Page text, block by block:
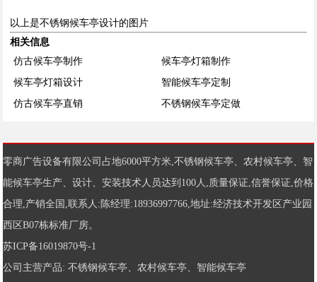
以上是不锈钢候车亭设计的图片
相关信息
仿古候车亭制作
候车亭灯箱制作
候车亭灯箱设计
智能候车亭定制
仿古候车亭直销
不锈钢候车亭定做
零商广告设备有限公司占地6000平方米,不锈钢候车亭、农村候车亭、 智
能候车亭生产、设计、安装技术人员达到100人,质量保证,信誉保证,价格
合理,产销全国,联系人:陈经理:18936997766,地址:经济技术开发区产业园
西区B07栋标准厂房。
苏ICP备16019870号-1
公司主营产品:不锈钢候车亭、农村候车亭、 智能候车亭